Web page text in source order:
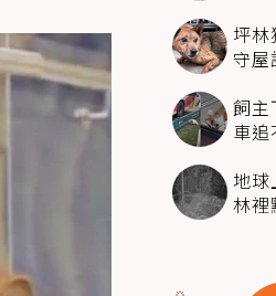
坪
守
飼主
車
地
林裡